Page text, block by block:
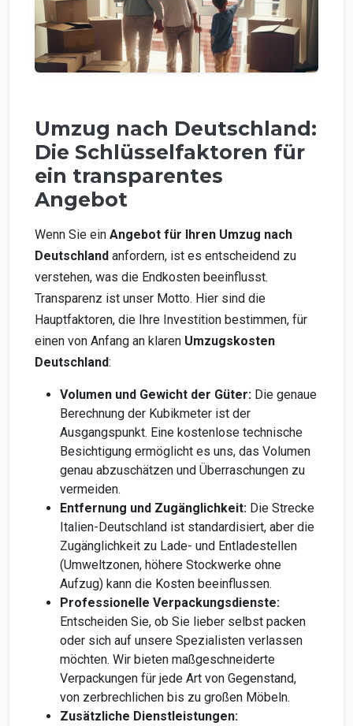
Umzug nach Deutschland:
Die Schlüsselfaktoren für
ein transparentes
Angebot
Wenn Sie ein Angebot für Ihren Umzug nach
Deutschland anfordern, ist es entscheidend zu
verstehen, was die Endkosten beeinflusst.
Transparenz ist unser Motto. Hier sind die
Hauptfaktoren, die Ihre Investition bestimmen, für
einen von Anfang an klaren Umzugskosten
Deutschland:
Volumen und Gewicht der Güter: Die genaue
Berechnung der Kubikmeter ist der
Ausgangspunkt. Eine kostenlose technische
Besichtigung ermöglicht es uns, das Volumen
genau abzuschätzen und Überraschungen zu
vermeiden.
Entfernung und Zugänglichkeit: Die Strecke
Italien-Deutschland ist standardisiert, aber die
Zugänglichkeit zu Lade- und Entladestellen
(Umweltzonen, höhere Stockwerke ohne
Aufzug) kann die Kosten beeinflussen.
Professionelle Verpackungsdienste:
Entscheiden Sie, ob Sie lieber selbst packen
oder sich auf unsere Spezialisten verlassen
möchten. Wir bieten maßgeschneiderte
Verpackungen für jede Art von Gegenstand,
von zerbrechlichen bis zu großen Möbeln.
Zusätzliche Dienstleistungen: